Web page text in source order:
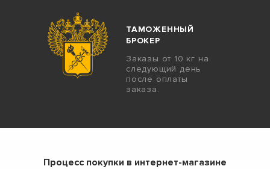
ТАМОЖЕННЫЙ
БРОКЕР
Заказы от 10 кг на
следующий день
после оплаты
заказа.
Процесс покупки в интернет-магазине